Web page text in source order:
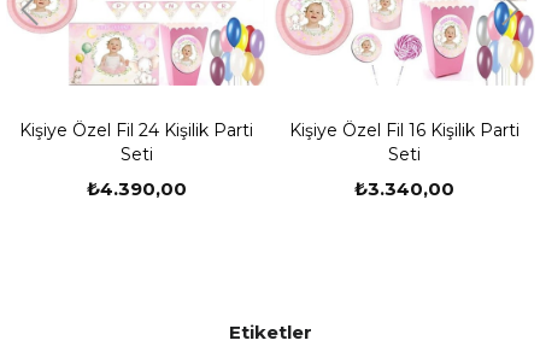
-Çocuğunuzun ismini ve fotoğrafını eklemeyi
unutmayınız.
-Tasarım ekibimiz siparişinizi oluşturduktan sonra
-Sizlerden bilgi aldıktan sonra kişiye özel ürünlerin
çalışmaları yapılıp mail veya whatsapp yoluyla
sizlere baskı öncesi son hali iletilir.
Kişiye Özel Fil 24 Kişilik Parti
Seti
₺4.390,00
Kişiye Özel Fil 16 Kişilik Parti
Seti
₺3.340,00
Etiketler